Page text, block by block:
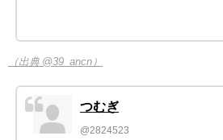
（出典 @39_ancn）
つむぎ
@2824523